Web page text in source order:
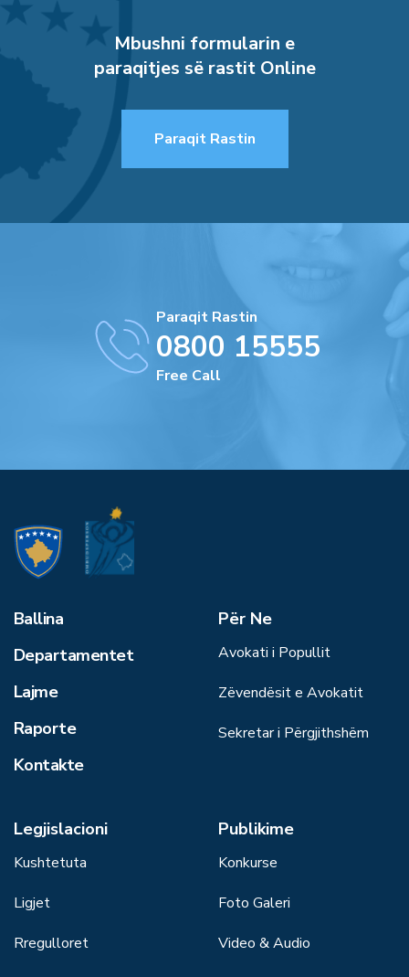
Mbushni formularin e
paraqitjes së rastit Online
Paraqit Rastin
Paraqit Rastin
0800 15555
Free Call
Ballina
Departamentet
Lajme
Raporte
Kontakte
Për Ne
Avokati i Popullit
Zëvendësit e Avokatit
Sekretar i Përgjithshëm
Legjislacioni
Kushtetuta
Ligjet
Rregulloret
Publikime
Konkurse
Foto Galeri
Video & Audio